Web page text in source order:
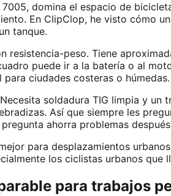
domina el espacio de
En ClipClop, he visto cómo
tanque.
resistencia-peso. Tiene
puede ir a la batería o al
ciudades costeras o húmedas.
soldadura TIG limpia y
Así que siempre les
ahorra problemas
para desplazamientos
los ciclistas urbanos
para trabajos